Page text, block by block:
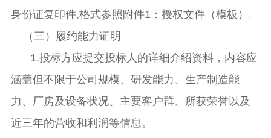
身份证复印件,格式参照附件1：授权文件（模板）。
（三）履约能力证明
1.投标方应提交投标人的详细介绍资料，内容应
涵盖但不限于公司规模、研发能力、生产制造能
力、厂房及设备状况、主要客户群、所获荣誉以及
近三年的营收和利润等信息。